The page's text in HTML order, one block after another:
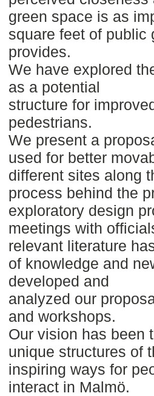
green space is as
square feet of public
provides.
We have explored
as a potential
structure for
pedestrians.
We present a
used for better
different sites along
process behind the
exploratory design
meetings with
relevant literature
of knowledge and
developed and
analyzed our
and workshops.
Our vision has been
unique structures of
inspiring ways for
interact in Malmö.